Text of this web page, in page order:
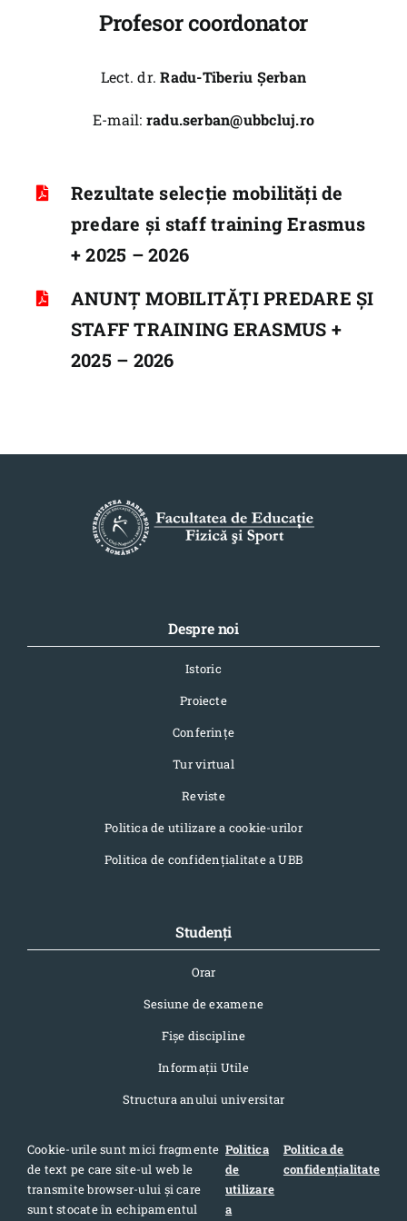
Școala DoctoralăProfesor coordonator
Lect. dr.Radu-Tiberiu Șerban
E-mail: radu.serban@ubbcluj.ro
Rezultate selecţie mobilităţi de
predare și staff training Erasmus
+ 2025 – 2026
ANUNȚ MOBILITĂȚI PREDARE ȘI
STAFF TRAINING ERASMUS +
2025 – 2026
Despre noi
Istoric
Proiecte
Conferinţe
Tur virtual
Reviste
Politica de utilizare a cookie-urilor
Politica de confidențialitate a UBB
Studenți
Orar
Sesiune de examene
Fișe discipline
Informaţii Utile
Structura anului universitar
Contact
Adresa: Str. Pandurilor 7, cod postal 400376, Cluj-Napoca,
Cookie-urile sunt mici fragmente
de text pe care site-ul web le
transmite browser-ului și care
sunt stocate în echipamentul
Politica
de
utilizare
a
Politica de
confidențialitate